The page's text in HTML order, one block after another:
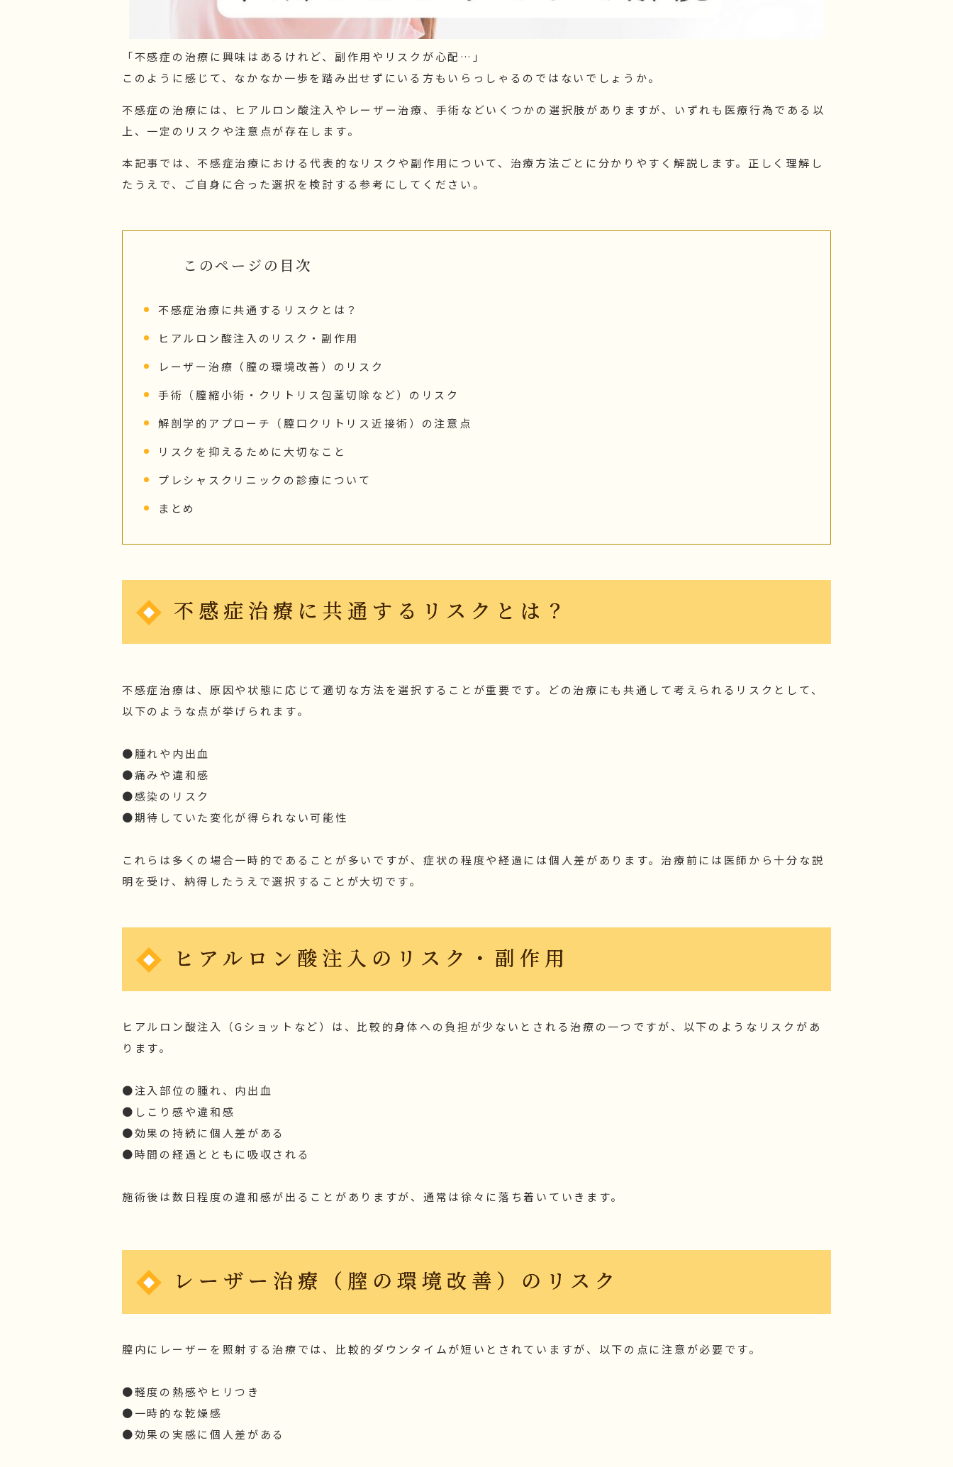
「不感症の治療に興味はあるけれど、副作用やリスクが心配…」
このように感じて、なかなか一歩を踏み出せずにいる方もいらっしゃるのではないでしょうか。
不感症の治療には、ヒアルロン酸注入やレーザー治療、手術などいくつかの選択肢がありますが、いずれも医療行為である以
上、一定のリスクや注意点が存在します。
本記事では、不感症治療における代表的なリスクや副作用について、治療方法ごとに分かりやすく解説します。正しく理解し
たうえで、ご自身に合った選択を検討する参考にしてください。
このページの目次
不感症治療に共通するリスクとは？
ヒアルロン酸注入のリスク・副作用
レーザー治療（膣の環境改善）のリスク
手術（膣縮小術・クリトリス包茎切除など）のリスク
解剖学的アプローチ（膣口クリトリス近接術）の注意点
リスクを抑えるために大切なこと
プレシャスクリニックの診療について
まとめ
不感症治療に共通するリスクとは？
不感症治療は、原因や状態に応じて適切な方法を選択することが重要です。どの治療にも共通して考えられるリスクとして、
以下のような点が挙げられます。
●腫れや内出血
●痛みや違和感
●感染のリスク
●期待していた変化が得られない可能性
これらは多くの場合一時的であることが多いですが、症状の程度や経過には個人差があります。治療前には医師から十分な説
明を受け、納得したうえで選択することが大切です。
ヒアルロン酸注入のリスク・副作用
ヒアルロン酸注入（Gショットなど）は、比較的身体への負担が少ないとされる治療の一つですが、以下のようなリスクがあ
ります。
●注入部位の腫れ、内出血
●しこり感や違和感
●効果の持続に個人差がある
●時間の経過とともに吸収される
施術後は数日程度の違和感が出ることがありますが、通常は徐々に落ち着いていきます。
レーザー治療（膣の環境改善）のリスク
膣内にレーザーを照射する治療では、比較的ダウンタイムが短いとされていますが、以下の点に注意が必要です。
●軽度の熱感やヒリつき
●一時的な乾燥感
●効果の実感に個人差がある